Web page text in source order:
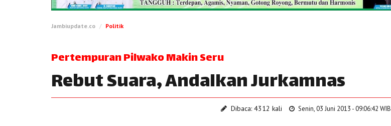
Jambiupdate.co Politik
Pertempuran Pilwako Makin Seru
Rebut Suara, Andalkan Jurkamnas
Dibaca: 4312 kali Senin, 03 Juni 2013 - 09:06:42 WIB